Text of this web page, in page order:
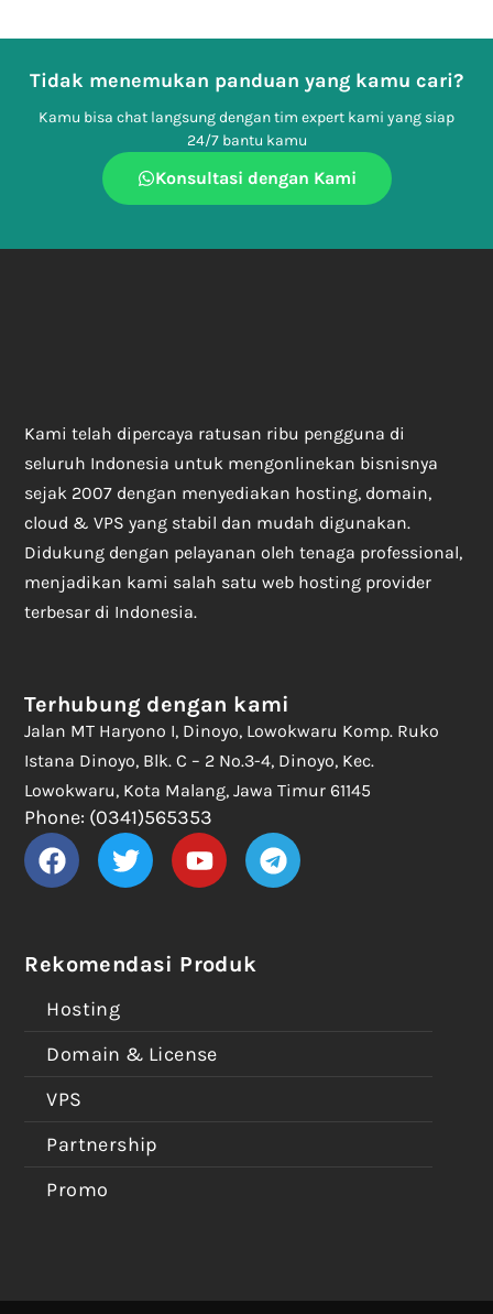
Tidak menemukan panduan yang kamu cari?
Kamu bisa chat langsung dengan tim expert kami yang siap
24/7 bantu kamu
Konsultasi dengan Kami
Kami telah dipercaya ratusan ribu pengguna di
seluruh Indonesia untuk mengonlinekan bisnisnya
sejak 2007 dengan menyediakan hosting, domain,
cloud & VPS yang stabil dan mudah digunakan.
Didukung dengan pelayanan oleh tenaga professional,
menjadikan kami salah satu web hosting provider
terbesar di Indonesia.
Rekomendasi Produk
Hosting
Domain & License
VPS
Partnership
Promo
Terhubung dengan kami
Jalan MT Haryono I, Dinoyo, Lowokwaru Komp. Ruko
Istana Dinoyo, Blk. C – 2 No.3-4, Dinoyo, Kec.
Lowokwaru, Kota Malang, Jawa Timur 61145
Phone: (0341)565353